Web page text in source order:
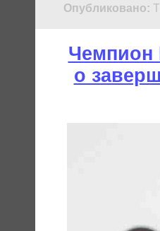
Опубликовано:
Чемпион
о